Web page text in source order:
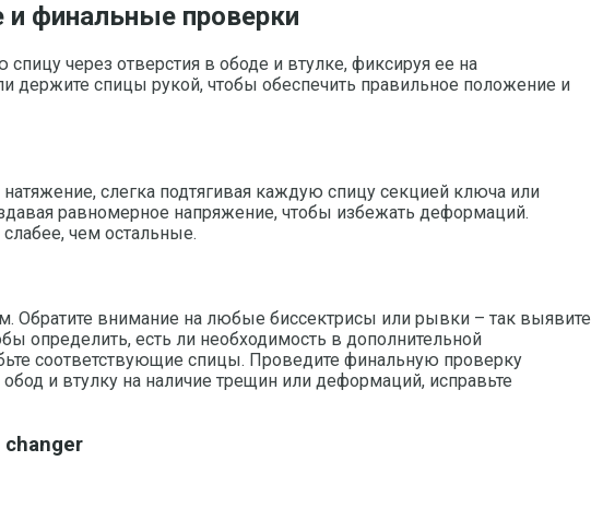
и финальные проверки
через отверстия в ободе и втулке, фиксируя ее на
держите спицы рукой, чтобы обеспечить правильное положение и
слегка подтягивая каждую спицу секцией ключа или
равномерное напряжение, чтобы избежать деформаций.
чем остальные.
Обратите внимание на любые биссектрисы или рывки – так выявите
определить, есть ли необходимость в дополнительной
соответствующие спицы. Проведите финальную проверку
и втулку на наличие трещин или деформаций, исправьте